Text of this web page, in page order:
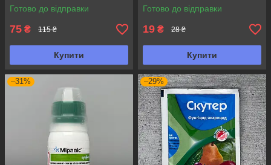
Готово до відправки
75 ₴ 115 ₴
Купити
Готово до відправки
19 ₴ 28 ₴
Купити
–31% –29%